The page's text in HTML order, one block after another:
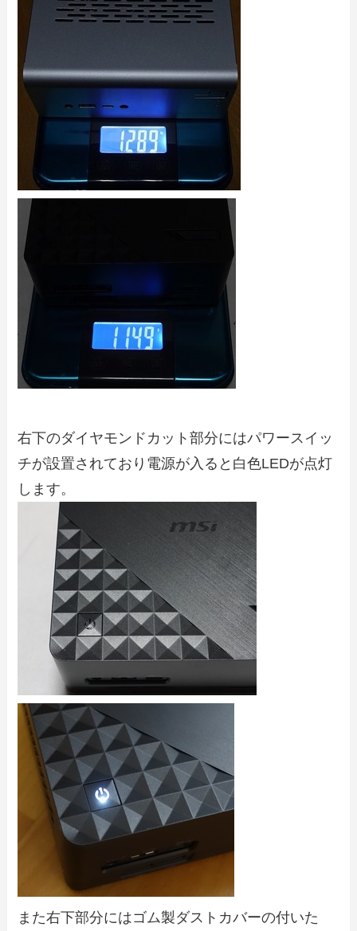
右下のダイヤモンドカット部分にはパワースイッ
チが設置されており電源が入ると白色LEDが点灯
します。
また右下部分にはゴム製ダストカバーの付いた